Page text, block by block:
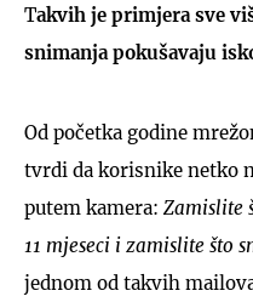
Takvih je primjera sve
snimanja pokušavaju
Od početka godine
tvrdi da korisnike netko
putem kamera: Zamislite
11 mjeseci i zamislite što
jednom od takvih